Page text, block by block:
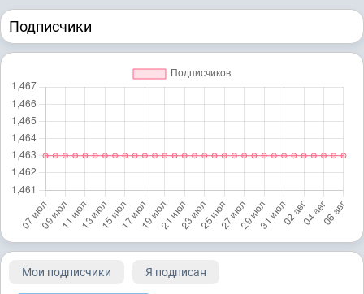
Подписчики
Мои подписчики Я подписан